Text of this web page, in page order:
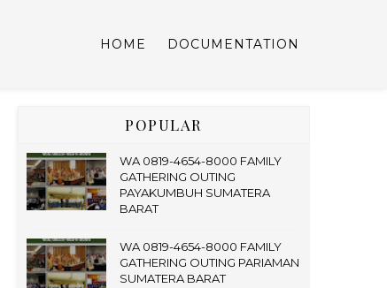
HOME DOCUMENTATION
POPULAR
WA 0819-4654-8000 FAMILY
GATHERING OUTING
PAYAKUMBUH SUMATERA
BARAT
WA 0819-4654-8000 FAMILY
GATHERING OUTING PARIAMAN
SUMATERA BARAT